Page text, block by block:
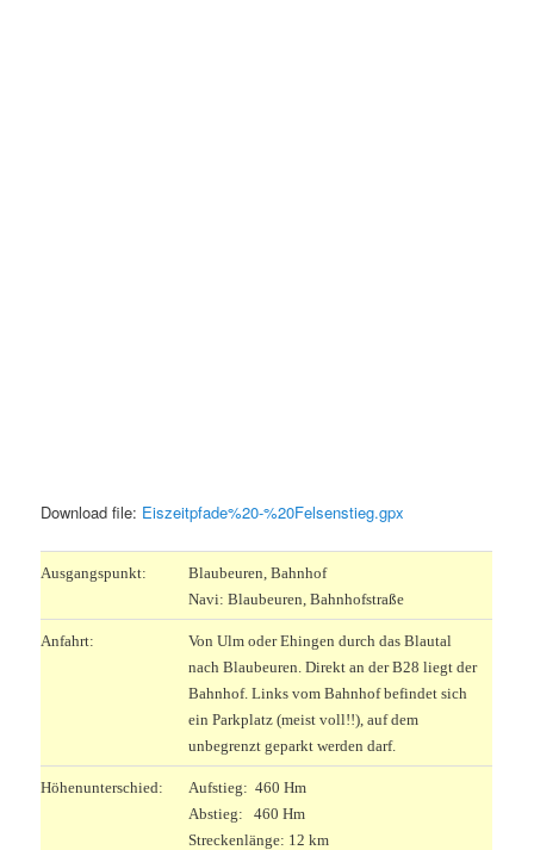
Download file: Eiszeitpfade%20-%20Felsenstieg.gpx
Ausgangspunkt:
Blaubeuren, Bahnhof
Navi: Blaubeuren, Bahnhofstraße
Anfahrt:
Von Ulm oder Ehingen durch das Blautal
nach Blaubeuren. Direkt an der B28 liegt der
Bahnhof. Links vom Bahnhof befindet sich
ein Parkplatz (meist voll!!), auf dem
unbegrenzt geparkt werden darf.
Höhenunterschied:
Aufstieg: 460 Hm
Abstieg: 460 Hm
Streckenlänge: 12 km